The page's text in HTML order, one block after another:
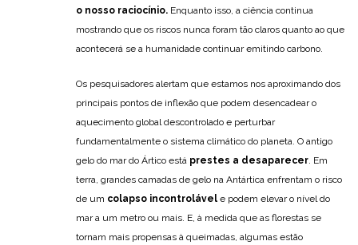
o nosso raciocínio. Enquanto isso, a ciência continua
mostrando que os riscos nunca foram tão claros quanto ao que
acontecerá se a humanidade continuar emitindo carbono.
Os pesquisadores alertam que estamos nos aproximando dos
principais pontos de inflexão que podem desencadear o
aquecimento global descontrolado e perturbar
fundamentalmente o sistema climático do planeta. O antigo
gelo do mar do Ártico está prestes a desaparecer. Em
terra, grandes camadas de gelo na Antártica enfrentam o risco
de um colapso incontrolável e podem elevar o nível do
mar a um metro ou mais. E, à medida que as florestas se
tornam mais propensas à queimadas, algumas estão